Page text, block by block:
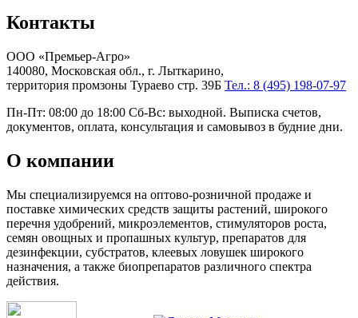
Контакты
ООО «Премьер-Агро»
140080, Московская обл., г. Лыткарино,
территория промзоны Тураево стр. 39Б Тел.: 8 (495) 198-07-97
Пн-Пт: 08:00 до 18:00 Сб-Вс: выходной. Выписка счетов,
документов, оплата, консультация и самовывоз в будние дни.
О компании
Мы специализируемся на оптово-розничной продаже и
поставке химических средств защиты растений, широкого
перечня удобрений, микроэлементов, стимуляторов роста,
семян овощных и пропашных культур, препаратов для
дезинфекции, субстратов, клеевых ловушек широкого
назначения, а также биопрепаратов различного спектра
действия.